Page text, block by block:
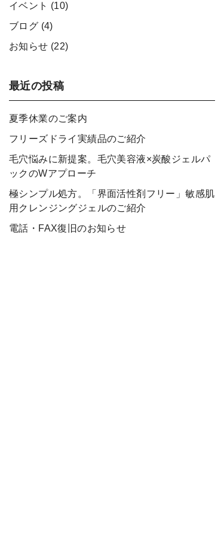
イベント (10)
ブログ (4)
お知らせ (22)
最近の投稿
夏季休業のご案内
フリーズドライ実績品のご紹介
毛穴悩みに新提案。毛穴美容液×炭酸ジェルパ
ックのWアプローチ
極シンプル処方。「界面活性剤フリー」敏感肌
用クレンジングジェルのご紹介
電話・FAX復旧のお知らせ